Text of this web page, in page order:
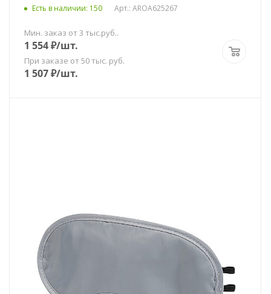
Есть в наличии: 150 Арт.: AROA625267
Мин. заказ от 3 тыс.руб..
1 554₽/шт.
При заказе от 50 тыс. руб.
1 507₽/шт.